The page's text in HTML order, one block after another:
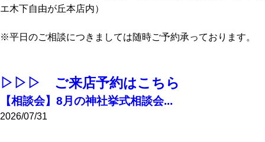
エ木下自由が丘本店内）
※平日のご相談につきましては随時ご予約承っております。
▷▷▷ ご来店予約はこちら
【相談会】8月の神社挙式相談会...
2026/07/31